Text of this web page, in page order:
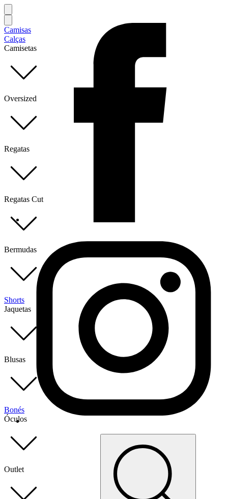
Camisas
Calças
Camisetas
Oversized
Regatas
Regatas Cut
Bermudas
Shorts
Jaquetas
Blusas
Bonés
Óculos
Outlet